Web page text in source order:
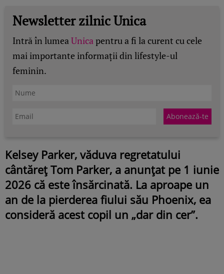
Newsletter zilnic Unica
Intră în lumeaUnicapentru a fi la curent cu cele
mai importante informații din lifestyle-ul
feminin.
Kelsey Parker, văduva regretatului
cântăreț Tom Parker, a anunțat pe 1 iunie
2026 că este însărcinată. La aproape un
an de la pierderea fiului său Phoenix, ea
consideră acest copil un „dar din cer”.